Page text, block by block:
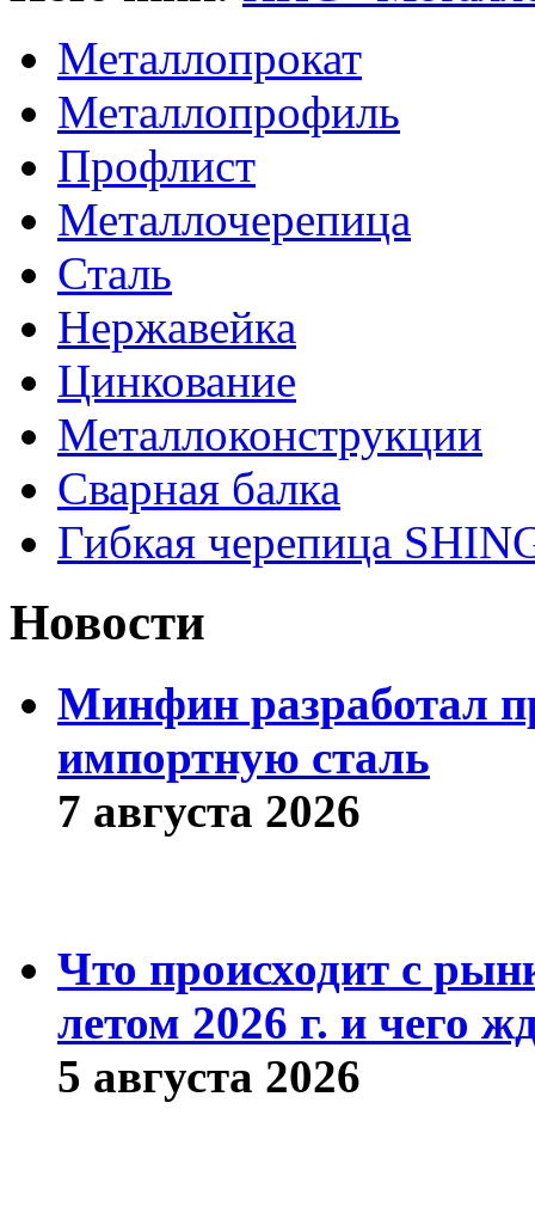
Металлопрокат
Металлопрофиль
Профлист
Металлочерепица
Сталь
Нержавейка
Цинкование
Металлоконструкции
Сварная балка
Гибкая черепица
Новости
Минфин разработал
импортную сталь
7 августа 2026
Что происходит с
летом 2026 г. и чего
5 августа 2026